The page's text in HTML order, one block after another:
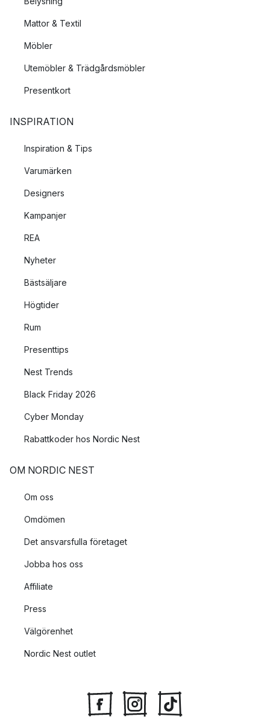
Mattor & Textil
Möbler
Utemöbler & Trädgårdsmöbler
Presentkort
INSPIRATION
Inspiration & Tips
Varumärken
Designers
Kampanjer
REA
Nyheter
Bästsäljare
Högtider
Rum
Presenttips
Nest Trends
Black Friday 2026
Cyber Monday
Rabattkoder hos Nordic Nest
OM NORDIC NEST
Om oss
Omdömen
Det ansvarsfulla företaget
Jobba hos oss
Affiliate
Press
Välgörenhet
Nordic Nest outlet